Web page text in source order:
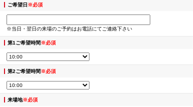
ご希望日 ※必須
※当日・翌日の来場のご予約はお電話にてご連絡下さい
第1ご希望時間※必須
第2ご希望時間※必須
来場地※必須